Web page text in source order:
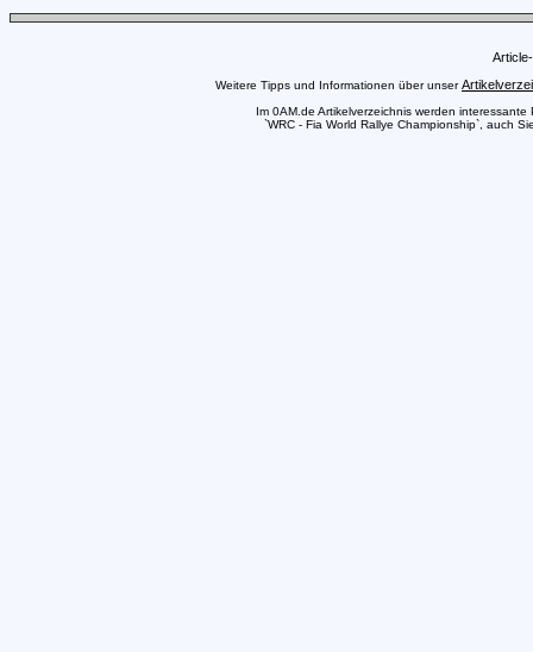
Weitere Tipps und Informationen über unser
Im 0AM.de Artikelverzeichnis werden
`WRC - Fia World Rallye Championship`, auch